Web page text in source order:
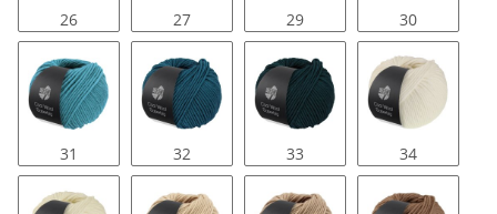
26 27 29 30
31 32 33 34